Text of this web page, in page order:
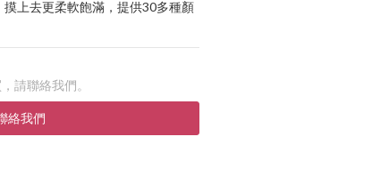
上去更柔軟飽滿，提供30多種顏
請聯絡我們。
絡我們